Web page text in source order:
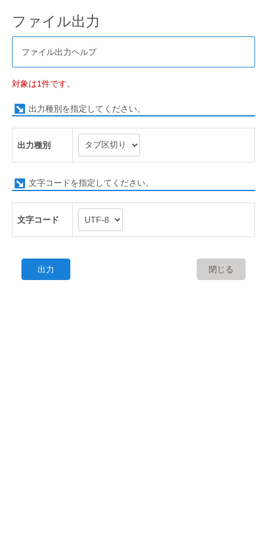
ファイル出力
ファイル出力ヘルプ
対象は1件です。
出力種別を指定してください。
出力種別
文字コードを指定してください。
文字コード